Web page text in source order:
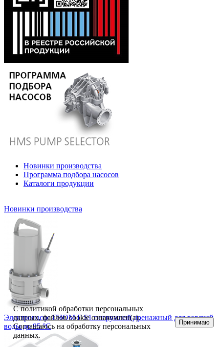
Новинки производства
Программа подбора насосов
Каталоги продукции
Новинки производства
Электронасос ГНОМ Г S1 погружной дренажный для горячей
воды до 95 °С
Сполитикой обработки персональных
данных, файлов cookieознакомлен(а).
Соглашаюсь на обработку персональных
данных.
Принимаю